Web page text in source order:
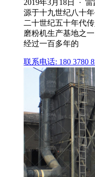
2019年3月18日 ·
源于十九世纪八十
二十世纪五十年代
磨粉机生产基地之
经过一百多年的
联系电话: 180 3780